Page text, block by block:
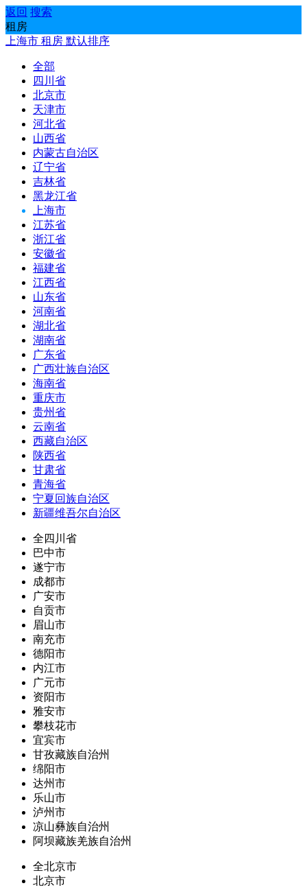
返回 搜索
租房
上海市 租房 默认排序
全部
四川省
北京市
天津市
河北省
山西省
内蒙古自治区
辽宁省
吉林省
黑龙江省
上海市
江苏省
浙江省
安徽省
福建省
江西省
山东省
河南省
湖北省
湖南省
广东省
广西壮族自治区
海南省
重庆市
贵州省
云南省
西藏自治区
陕西省
甘肃省
青海省
宁夏回族自治区
新疆维吾尔自治区
全四川省
巴中市
遂宁市
成都市
广安市
自贡市
眉山市
南充市
德阳市
内江市
广元市
资阳市
雅安市
攀枝花市
宜宾市
甘孜藏族自治州
绵阳市
达州市
乐山市
泸州市
凉山彝族自治州
阿坝藏族羌族自治州
全北京市
北京市